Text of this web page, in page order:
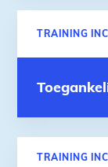
TRAINING
TRAINING